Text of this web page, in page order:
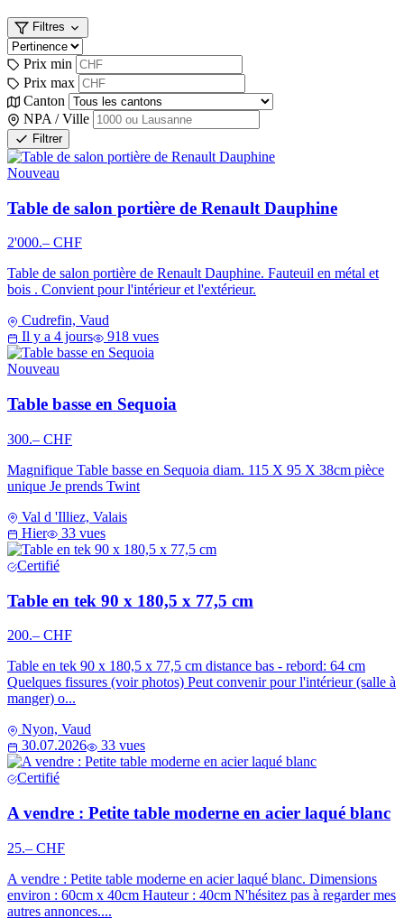
Filtres
Prix min
Prix max
Canton
NPA / Ville
Filtrer
Nouveau
Table de salon portière de Renault Dauphine
2'000.– CHF
Table de salon portière de Renault Dauphine. Fauteuil en métal et
bois . Convient pour l'intérieur et l'extérieur.
Cudrefin, Vaud
Il y a 4 jours
918 vues
Nouveau
Table basse en Sequoia
300.– CHF
Magnifique Table basse en Sequoia diam. 115 X 95 X 38cm pièce
unique Je prends Twint
Val d 'Illiez, Valais
Hier
33 vues
Certifié
Table en tek 90 x 180,5 x 77,5 cm
200.– CHF
Table en tek 90 x 180,5 x 77,5 cm distance bas - rebord: 64 cm
Quelques fissures (voir photos) Peut convenir pour l'intérieur (salle à
manger) o...
Nyon, Vaud
30.07.2026
33 vues
Certifié
A vendre : Petite table moderne en acier laqué blanc
25.– CHF
A vendre : Petite table moderne en acier laqué blanc. Dimensions
environ : 60cm x 40cm Hauteur : 40cm N'hésitez pas à regarder mes
autres annonces....